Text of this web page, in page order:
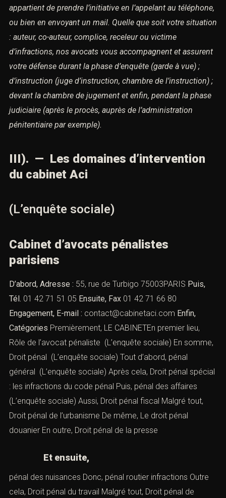
appartient de prendre l’initiative en l’appelant au téléphone,
ou bien en envoyant un mail. Quelle que soit votre situation
: auteur, co-auteur, complice, receleur ou victime
d’infractions, nos avocats vous accompagnent et assurent
votre défense durant la phase d’enquête (garde à vue) ;
d’instruction (juge d’instruction, chambre de l’instruction) ;
devant la chambre de jugement et enfin, pendant la phase
judiciaire (après le procès, auprès de l’administration
pénitentiaire par exemple).
III). — Les domaines d’intervention
du cabinet Aci
(L’enquête sociale)
Cabinet d’avocats pénalistes
parisiens
D’abord, Adresse : 55, rue de Turbigo 75003PARIS Puis,
Tél. 01 42 71 51 05 Ensuite, Fax 01 42 71 66 80
Engagement, E-mail : contact@cabinetaci.com Enfin,
Catégories Premièrement, LE CABINETEn premier lieu,
Rôle de l’avocat pénaliste (L’enquête sociale) En somme,
Droit pénal (L’enquête sociale) Tout d’abord, pénal
général (L’enquête sociale) Après cela, Droit pénal spécial
: les infractions du code pénal Puis, pénal des affaires
(L’enquête sociale) Aussi, Droit pénal fiscal Malgré tout,
Droit pénal de l’urbanisme De même, Le droit pénal
douanier En outre, Droit pénal de la presse
Et ensuite,
pénal des nuisances Donc, pénal routier infractions Outre
cela, Droit pénal du travail Malgré tout, Droit pénal de